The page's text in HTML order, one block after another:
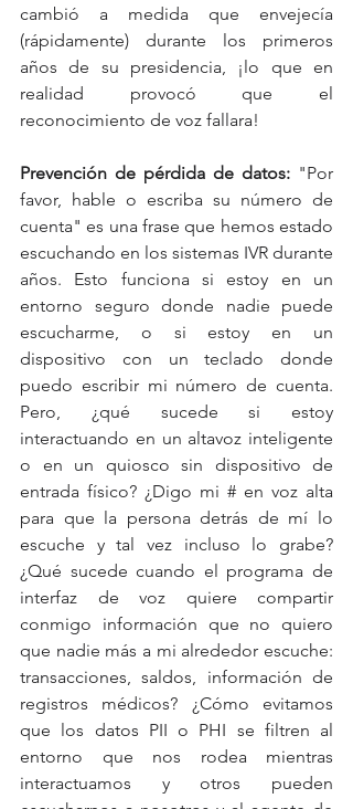
cambió a medida que envejecía
(rápidamente) durante los primeros
años de su presidencia, ¡lo que en
realidad provocó que el
reconocimiento de voz fallara!
Prevención de pérdida de datos: "Por
favor, hable o escriba su número de
cuenta" es una frase que hemos estado
escuchando en los sistemas IVR durante
años. Esto funciona si estoy en un
entorno seguro donde nadie puede
escucharme, o si estoy en un
dispositivo con un teclado donde
puedo escribir mi número de cuenta.
Pero, ¿qué sucede si estoy
interactuando en un altavoz inteligente
o en un quiosco sin dispositivo de
entrada físico? ¿Digo mi # en voz alta
para que la persona detrás de mí lo
escuche y tal vez incluso lo grabe?
¿Qué sucede cuando el programa de
interfaz de voz quiere compartir
conmigo información que no quiero
que nadie más a mi alrededor escuche:
transacciones, saldos, información de
registros médicos? ¿Cómo evitamos
que los datos PII o PHI se filtren al
entorno que nos rodea mientras
interactuamos y otros pueden